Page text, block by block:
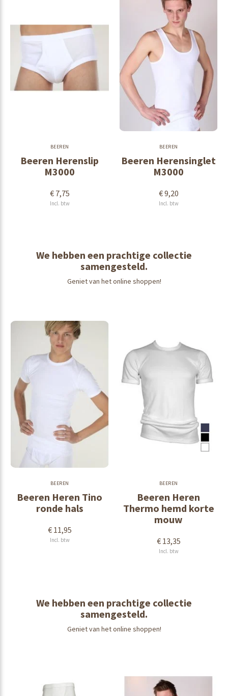
BEEREN
Beeren Herenslip
M3000
€ 7,75
Incl. btw
BEEREN
Beeren Herensinglet
M3000
€ 9,20
Incl. btw
We hebben een prachtige collectie
samengesteld.
Geniet van het online shoppen!
BEEREN
Beeren Heren Tino
ronde hals
€ 11,95
Incl. btw
BEEREN
Beeren Heren
Thermo hemd korte
mouw
€ 13,35
Incl. btw
We hebben een prachtige collectie
samengesteld.
Geniet van het online shoppen!